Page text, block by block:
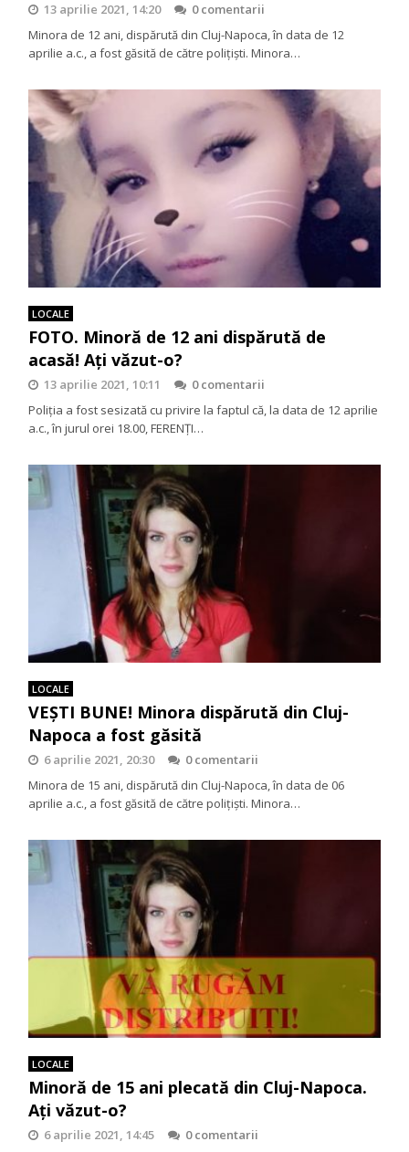
13 aprilie 2021, 14:20
0 comentarii
Minora de 12 ani, dispărută din Cluj-Napoca, în data de 12
aprilie a.c., a fost găsită de către polițiști. Minora…
LOCALE
FOTO. Minoră de 12 ani dispărută de
acasă! Ați văzut-o?
13 aprilie 2021, 10:11
0 comentarii
Poliţia a fost sesizată cu privire la faptul că, la data de 12 aprilie
a.c., în jurul orei 18.00, FERENȚI…
LOCALE
VEȘTI BUNE! Minora dispărută din Cluj-
Napoca a fost găsită
6 aprilie 2021, 20:30
0 comentarii
Minora de 15 ani, dispărută din Cluj-Napoca, în data de 06
aprilie a.c., a fost găsită de către polițiști. Minora…
LOCALE
Minoră de 15 ani plecată din Cluj-Napoca.
Ați văzut-o?
6 aprilie 2021, 14:45 0 comentarii